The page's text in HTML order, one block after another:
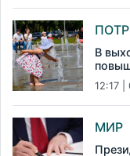
В
12:17 |
МИР